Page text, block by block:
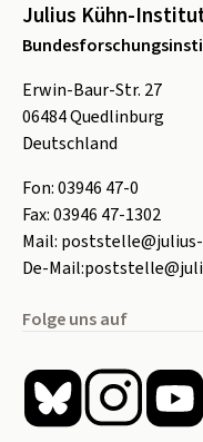
Julius Kühn-
Erwin-Baur-Str. 27
06484Quedlinburg
Deutschland
Fon:03946 47-0
Fax:03946 47-1302
Mail:
De-Mail:
Folge uns auf